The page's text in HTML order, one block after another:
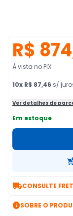
R$
À vista no PIX
10x R$ 87,46 s/
Ver detalhes de
Em estoque
CONSULTE
SOBRE O